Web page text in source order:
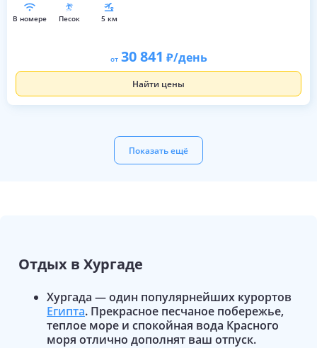
в номере песок 5 км
от 30 841 /день
Найти цены
Показать ещё
Отдых в Хургаде
Хургада — один популярнейших курортов
Египта. Прекрасное песчаное побережье,
теплое море и спокойная вода Красного
моря отлично дополнят ваш отпуск.